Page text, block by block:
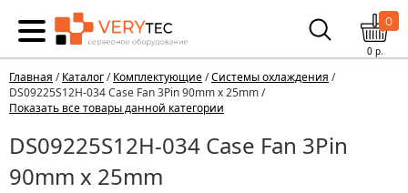
0
0р.
Главная /Каталог/Комплектующие/Системы охлаждения /
DS09225S12H-034 Case Fan 3Pin 90mm x 25mm /
Показать все товары данной категории
DS09225S12H-034 Case Fan 3Pin
90mm x 25mm